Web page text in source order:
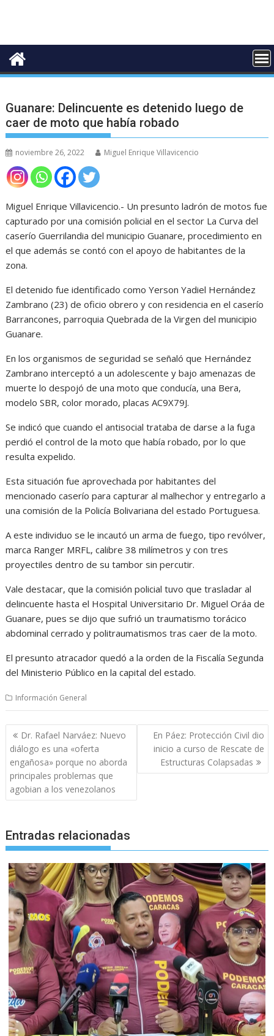
Guanare: Delincuente es detenido luego de
caer de moto que había robado
noviembre 26, 2022 Miguel Enrique Villavicencio
Miguel Enrique Villavicencio.- Un presunto ladrón de motos fue
capturado por una comisión policial en el sector La Curva del
caserío Guerrilandia del municipio Guanare, procedimiento en
el que además se contó con el apoyo de habitantes de la
zona.
El detenido fue identificado como Yerson Yadiel Hernández
Zambrano (23) de oficio obrero y con residencia en el caserío
Barrancones, parroquia Quebrada de la Virgen del municipio
Guanare.
En los organismos de seguridad se señaló que Hernández
Zambrano interceptó a un adolescente y bajo amenazas de
muerte lo despojó de una moto que conducía, una Bera,
modelo SBR, color morado, placas AC9X79J.
Se indicó que cuando el antisocial trataba de darse a la fuga
perdió el control de la moto que había robado, por lo que
resulta expelido.
Esta situación fue aprovechada por habitantes del
mencionado caserío para capturar al malhechor y entregarlo a
una comisión de la Policía Bolivariana del estado Portuguesa.
A este individuo se le incautó un arma de fuego, tipo revólver,
marca Ranger MRFL, calibre 38 milímetros y con tres
proyectiles dentro de su tambor sin percutir.
Vale destacar, que la comisión policial tuvo que trasladar al
delincuente hasta el Hospital Universitario Dr. Miguel Oráa de
Guanare, pues se dijo que sufrió un traumatismo torácico
abdominal cerrado y politraumatismos tras caer de la moto.
El presunto atracador quedó a la orden de la Fiscalía Segunda
del Ministerio Público en la capital del estado.
Información General
Navegación
de
entradas
Dr. Rafael Narváez: Nuevo
diálogo es una «oferta
engañosa» porque no aborda
principales problemas que
agobian a los venezolanos
En Páez: Protección Civil dio
inicio a curso de Rescate de
Estructuras Colapsadas
Entradas relacionadas